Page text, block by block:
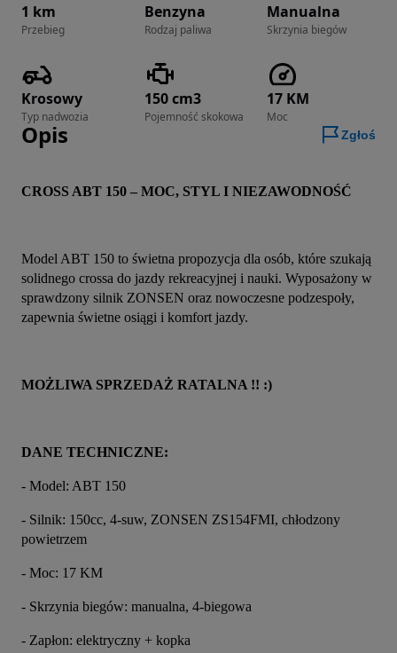
1 km
Przebieg
Benzyna
Rodzaj paliwa
Manualna
Skrzynia biegów
Krosowy
Typ nadwozia
150 cm3
Pojemność skokowa
17 KM
Moc
Opis Zgłoś
CROSS ABT 150 – MOC, STYL I NIEZAWODNOŚĆ
Model ABT 150 to świetna propozycja dla osób, które szukają
solidnego crossa do jazdy rekreacyjnej i nauki. Wyposażony w
sprawdzony silnik ZONSEN oraz nowoczesne podzespoły,
zapewnia świetne osiągi i komfort jazdy.
MOŻLIWA SPRZEDAŻ RATALNA !! :)
DANE TECHNICZNE:
- Model: ABT 150
- Silnik: 150cc, 4-suw, ZONSEN ZS154FMI, chłodzony
powietrzem
- Moc: 17 KM
- Skrzynia biegów: manualna, 4-biegowa
- Zapłon: elektryczny + kopka